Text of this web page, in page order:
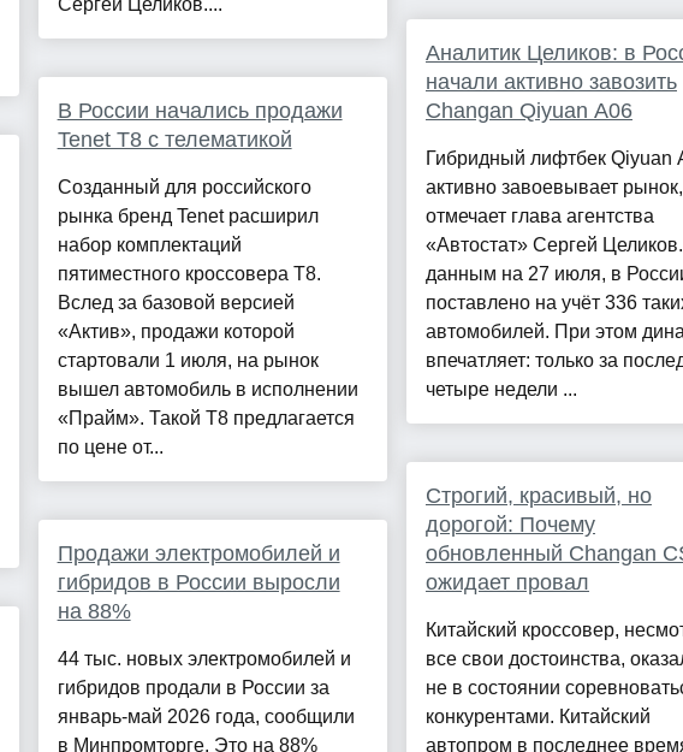
Сергей Целиков....
В России начались продажи
Tenet T8 с телематикой
Созданный для российского
рынка бренд Tenet расширил
набор комплектаций
пятиместного кроссовера T8.
Вслед за базовой версией
«Актив», продажи которой
стартовали 1 июля, на рынок
вышел автомобиль в исполнении
«Прайм». Такой Т8 предлагается
по цене от...
Продажи электромобилей и
гибридов в России выросли
на 88%
44 тыс. новых электромобилей и
гибридов продали в России за
январь-май 2026 года, сообщили
в Минпромторге. Это на 88%
Аналитик Целиков: в
начали активно завозить
Changan Qiyuan A06
Гибридный лифтбек Qiyuan
активно завоевывает рынок,
отмечает глава агентства
«Автостат» Сергей
данным на 27 июля, в
поставлено на учёт 336
автомобилей. При этом
впечатляет: только за
четыре недели ...
Строгий, красивый, но
дорогой: Почему
обновленный Changan
ожидает провал
Китайский кроссовер,
все свои достоинства,
не в состоянии
конкурентами. Китайский
автопром в последнее